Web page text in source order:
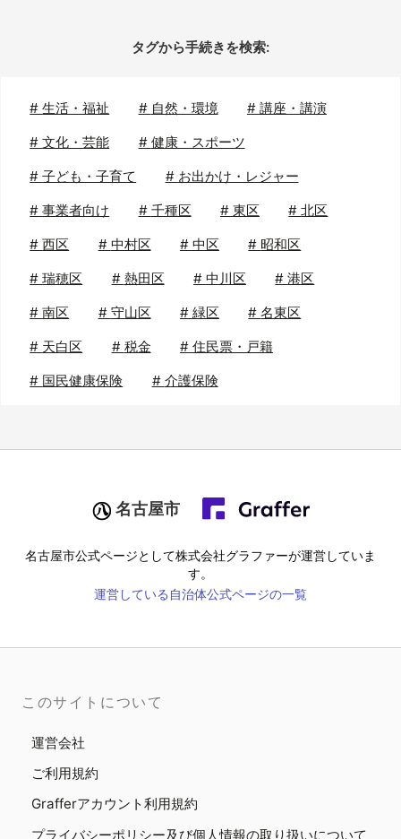
タグから手続きを検索:
#生活・福祉 # 自然・環境 # 講座・講演
#文化・芸能 # 健康・スポーツ
#子ども・子育て # お出かけ・レジャー
#事業者向け # 千種区 # 東区 #北区
#西区 # 中村区 # 中区 # 昭和区
#瑞穂区 # 熱田区 # 中川区 #港区
#南区 # 守山区 # 緑区 #名東区
# 天白区 # 税金 # 住民票・戸籍
# 国民健康保険 # 介護保険
名古屋市
名古屋市公式ページとして株式会社グラファーが運営していま
す。
運営している自治体公式ページの一覧
このサイトについて
運営会社
ご利用規約
Grafferアカウント利用規約
プライバシーポリシー及び個人情報の取り扱いについて